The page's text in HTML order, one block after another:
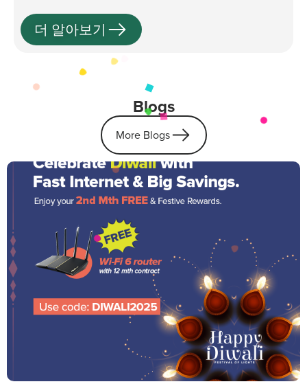
더 알아보기
Blogs
More Blogs